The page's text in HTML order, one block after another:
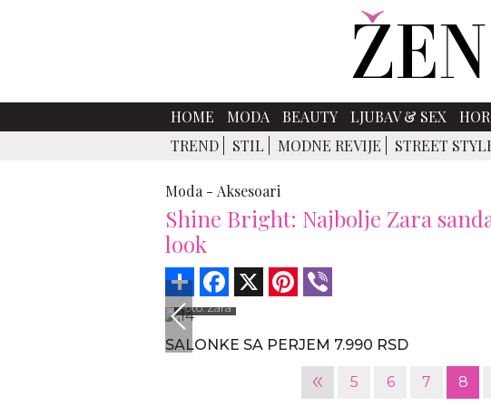
HOME MODA BEAUTY LJUBAV & SEX
TREND
STIL MODNE REVIJE STREET
Moda - Aksesoari
Shine Bright: Najbolje Zara
look
Share Facebook Pinterest
Foto: Zara
SALONKE SA PERJEM 7.990 RSD
« 5 6 7 8